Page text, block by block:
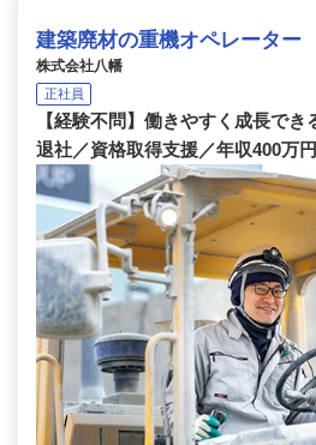
建築廃材の重機オペレーター
株式会社八幡
正社員
【経験不問】働きやすく成長で
退社／資格取得支援／年収400万